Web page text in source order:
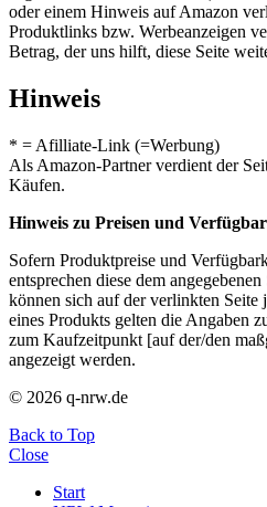
oder einem Hinweis auf Amazon
Produktlinks bzw. Werbeanzeigen
Betrag, der uns hilft, diese Seite
Hinweis
* = Afilliate-Link (=Werbung)
Als Amazon-Partner verdient der
Käufen.
Hinweis zu Preisen und
Sofern Produktpreise und
entsprechen diese dem
können sich auf der verlinkten Seite
eines Produkts gelten die Angaben
zum Kaufzeitpunkt [auf der/den
angezeigt werden.
© 2026 q-nrw.de
Back to Top
Close
Start